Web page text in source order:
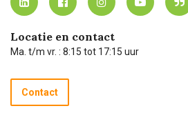
Carel Lurvink App
Hulp op afstand
Technische dienst
Recycle programma
Betalen
Carel Lurvink Blog
Carel de podcast
Locatie en contact
Ma. t/m vr. : 8:15 tot 17:15 uur
Contact